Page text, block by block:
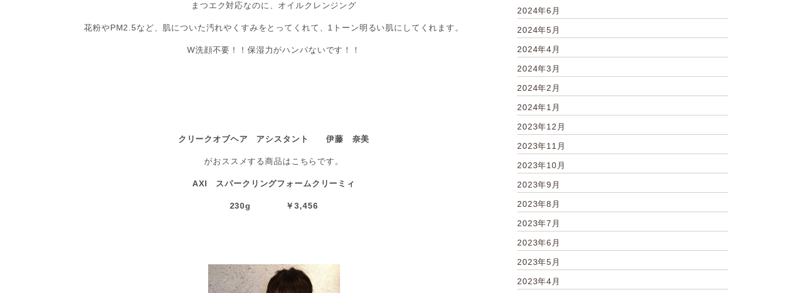
まつエク対応なのに、オイルクレンジング
花粉やPM2.5など、肌についた汚れやくすみをとってくれて、1トーン明るい肌にしてくれます。
W洗顔不要！！保湿力がハンパないです！！
クリークオブヘア アシスタント 伊藤 奈美
がおススメする商品はこちらです。
AXI スパークリングフォームクリーミィ
230g ￥3,456
2024年6月
2024年5月
2024年4月
2024年3月
2024年2月
2024年1月
2023年12月
2023年11月
2023年10月
2023年9月
2023年8月
2023年7月
2023年6月
2023年5月
2023年4月